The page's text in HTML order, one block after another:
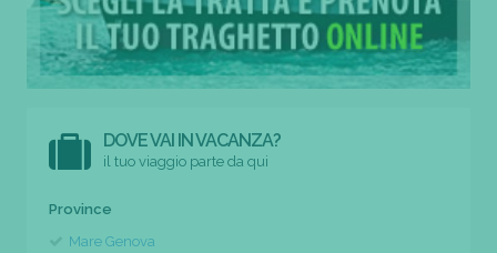
DOVE VAI IN VACANZA?
il tuo viaggio parte da qui
Province
Mare Genova